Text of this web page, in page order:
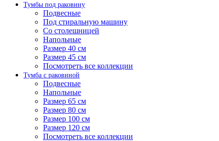
Тумбы под раковину
Подвесные
Под стиральную машину
Со столешницей
Напольные
Размер 40 см
Размер 45 см
Посмотреть все коллекции
Тумба с раковиной
Подвесные
Напольные
Размер 65 см
Размер 80 см
Размер 100 см
Размер 120 см
Посмотреть все коллекции